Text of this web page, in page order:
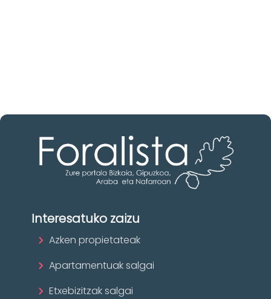
Interesatuko zaizu
Azken propietateak
Apartamentuak salgai
Etxebizitzak salgai